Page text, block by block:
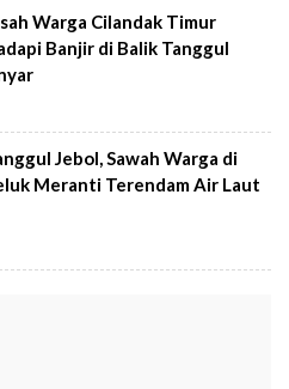
Warga Cilandak Timur
Banjir di Balik Tanggul
Jebol, Sawah Warga di
Meranti Terendam Air Laut